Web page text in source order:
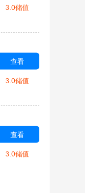
3.0储值
查看
3.0储值
查看
3.0储值